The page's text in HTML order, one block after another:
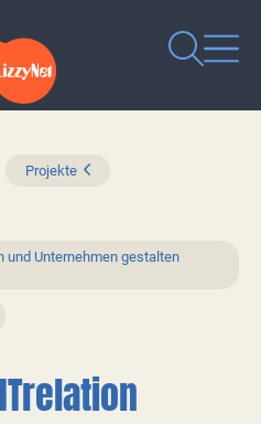
Projekte
und Unternehmen gestalten